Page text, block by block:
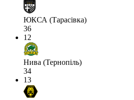
ЮКСА (Тарасівка)
36
12
Нива (Тернопіль)
34
13